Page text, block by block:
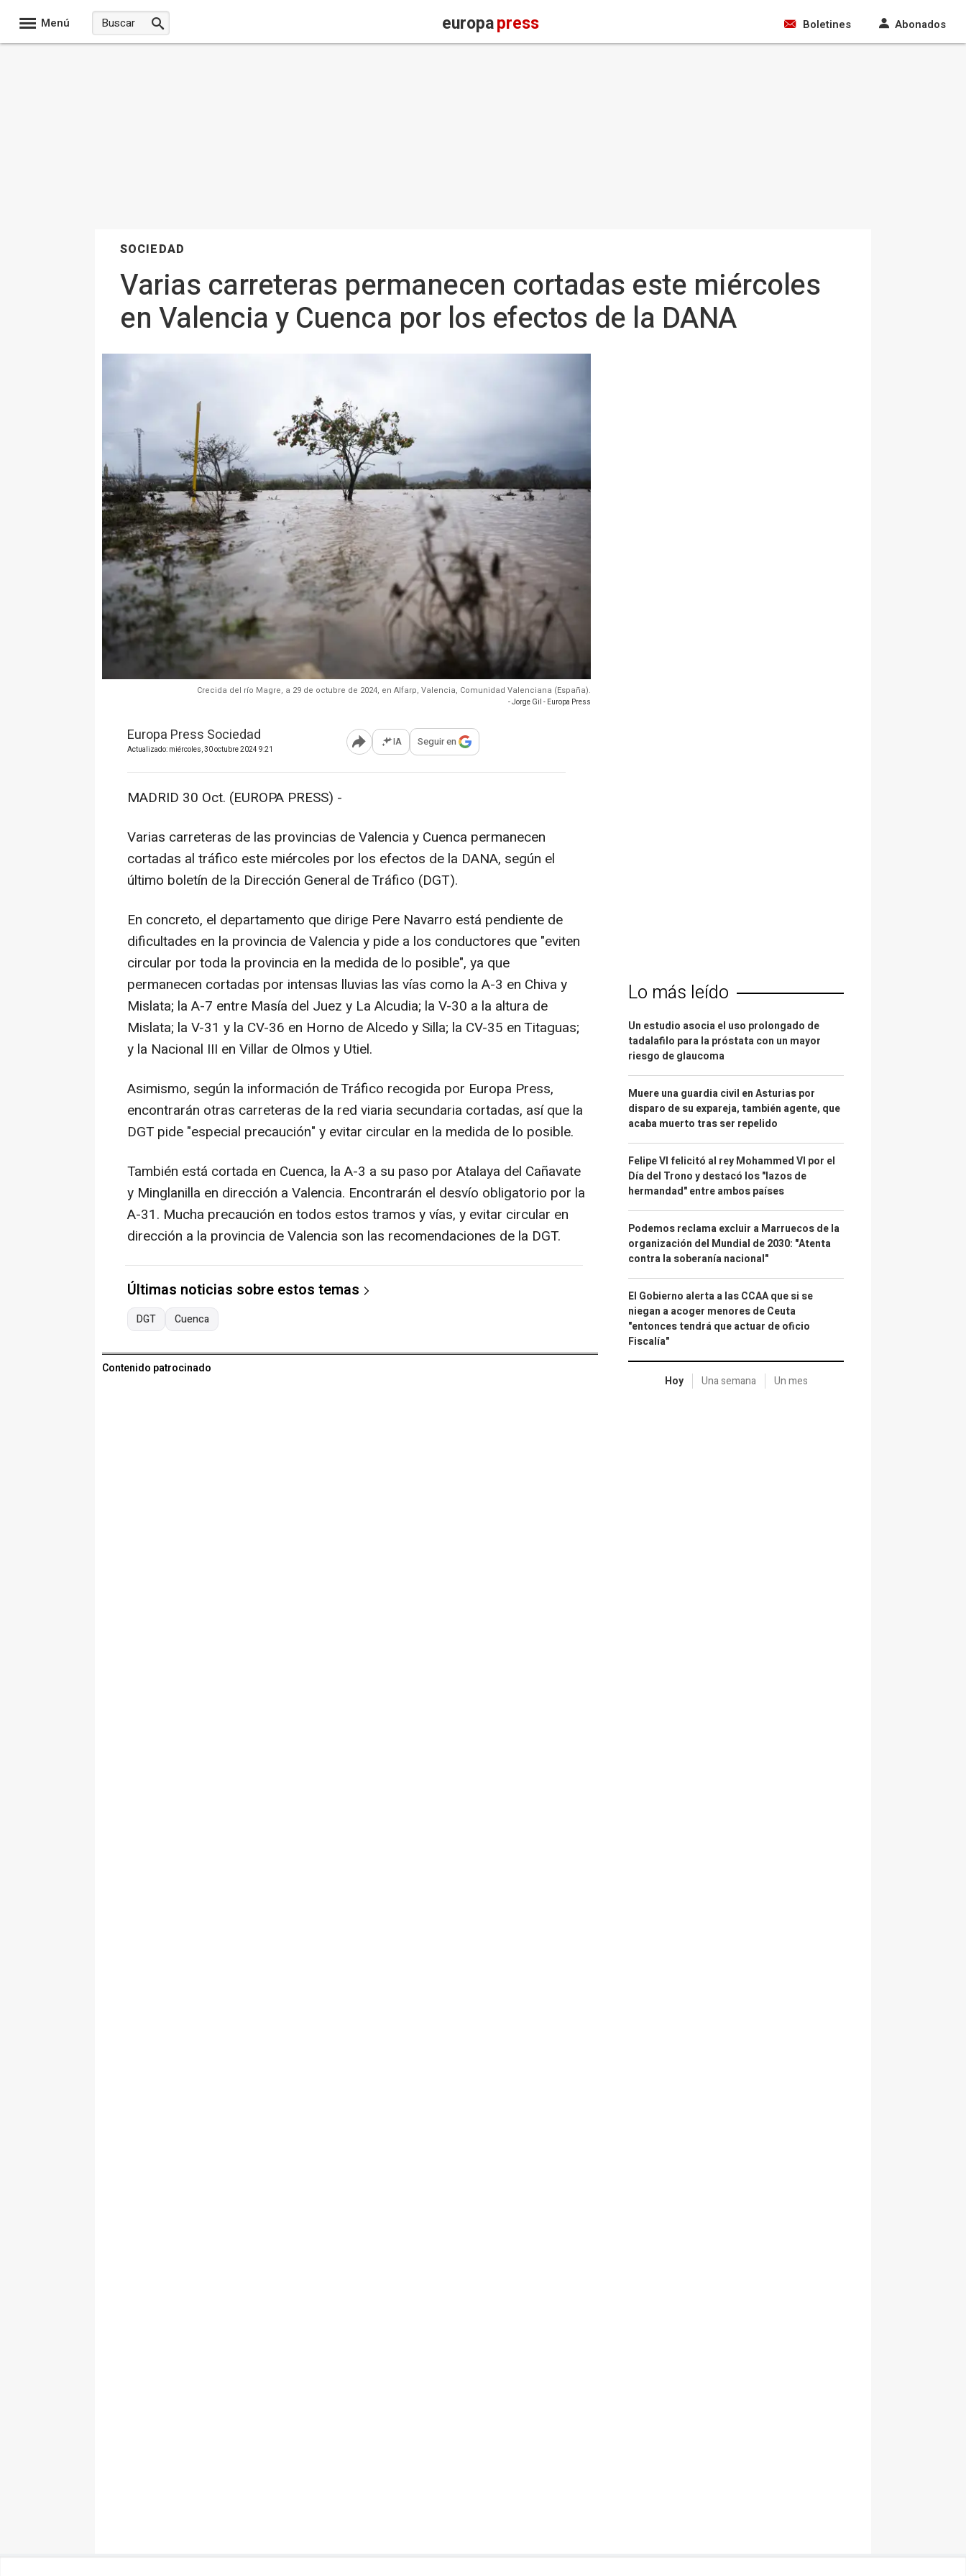
Menú europapress Boletines Abonados
SOCIEDAD
Varias carreteras permanecen cortadas este miércoles
en Valencia y Cuenca por los efectos de la DANA
Crecida del río Magre, a 29 de octubre de 2024, en Alfarp, Valencia, Comunidad Valenciana (España).
- Jorge Gil - Europa Press
Europa Press Sociedad
Actualizado: miércoles, 30 octubre 2024 9:21 Abrir opciones para compartir
IA Seguir en
MADRID 30 Oct. (EUROPA PRESS) -
Varias carreteras de las provincias de Valencia y Cuenca permanecen
cortadas al tráfico este miércoles por los efectos de la DANA, según el
último boletín de la Dirección General de Tráfico (DGT).
En concreto, el departamento que dirige Pere Navarro está pendiente de
dificultades en la provincia de Valencia y pide a los conductores que "eviten
circular por toda la provincia en la medida de lo posible", ya que
permanecen cortadas por intensas lluvias las vías como la A-3 en Chiva y
Mislata; la A-7 entre Masía del Juez y La Alcudia; la V-30 a la altura de
Mislata; la V-31 y la CV-36 en Horno de Alcedo y Silla; la CV-35 en Titaguas;
y la Nacional III en Villar de Olmos y Utiel.
Asimismo, según la información de Tráfico recogida por Europa Press,
encontrarán otras carreteras de la red viaria secundaria cortadas, así que la
DGT pide "especial precaución" y evitar circular en la medida de lo posible.
También está cortada en Cuenca, la A-3 a su paso por Atalaya del Cañavate
y Minglanilla en dirección a Valencia. Encontrarán el desvío obligatorio por la
A-31. Mucha precaución en todos estos tramos y vías, y evitar circular en
dirección a la provincia de Valencia son las recomendaciones de la DGT.
Últimas noticias sobre estos temas
DGT Cuenca
Contenido patrocinado
Lo más leído
Un estudio asocia el uso prolongado de
tadalafilo para la próstata con un mayor
riesgo de glaucoma
Muere una guardia civil en Asturias por
disparo de su expareja, también agente, que
acaba muerto tras ser repelido
Felipe VI felicitó al rey Mohammed VI por el
Día del Trono y destacó los "lazos de
hermandad" entre ambos países
Podemos reclama excluir a Marruecos de la
organización del Mundial de 2030: "Atenta
contra la soberanía nacional"
El Gobierno alerta a las CCAA que si se
niegan a acoger menores de Ceuta
"entonces tendrá que actuar de oficio
Fiscalía"
Hoy Una semana Un mes